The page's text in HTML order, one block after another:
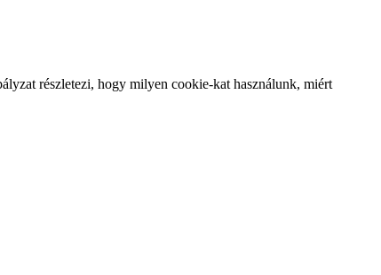
részletezi, hogy milyen cookie-kat használunk, miért